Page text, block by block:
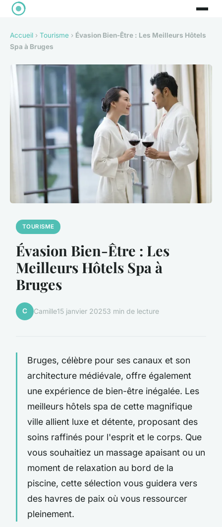
Accueil › Tourisme › Évasion Bien-Être : Les Meilleurs Hôtels
Spa à Bruges
TOURISME
Évasion Bien-Être : Les
Meilleurs Hôtels Spa à
Bruges
C Camille15 janvier 20253 min de lecture
Bruges, célèbre pour ses canaux et son
architecture médiévale, offre également
une expérience de bien-être inégalée. Les
meilleurs hôtels spa de cette magnifique
ville allient luxe et détente, proposant des
soins raffinés pour l'esprit et le corps. Que
vous souhaitiez un massage apaisant ou un
moment de relaxation au bord de la
piscine, cette sélection vous guidera vers
des havres de paix où vous ressourcer
pleinement.